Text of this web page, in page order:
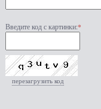
Введите код с картинки:*
перезагрузить код